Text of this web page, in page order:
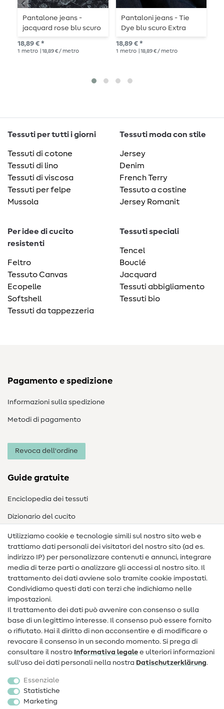
Pantalone jeans -
jacquard rose blu scuro
18,89 € *
1 metro | 18,89 € / metro
Pantaloni jeans - Tie
Dye blu scuro Extra
large
18,89 € *
1 metro | 18,89 € / metro
Tessuti per tutti i giorni
Tessuti di cotone
Tessuti di lino
Tessuti di viscosa
Tessuti per felpe
Mussola
Tessuti moda con stile
Jersey
Denim
French Terry
Tessuto a costine
Jersey Romanit
Per idee di cucito
resistenti
Feltro
Tessuto Canvas
Ecopelle
Softshell
Tessuti da tappezzeria
Tessuti speciali
Tencel
Bouclé
Jacquard
Tessuti abbigliamento
Tessuti bio
Pagamento e spedizione
Informazioni sulla spedizione
Metodi di pagamento
Revoca dell'ordine
Guide gratuite
Enciclopedia dei tessuti
Dizionario del cucito
Nähanleitungen
Assistenza e contatto
Contatto
Informazioni sul nuovo proprietario
FAQ
Diritto di recesso
Popolare
Accessori cucito
Sale
Utilizziamo cookie e tecnologie simili sul nostro sito web e
trattiamo dati personali dei visitatori del nostro sito (ad es.
indirizzo IP) per personalizzare contenuti e annunci, integrare
media di terze parti o analizzare gli accessi al nostro sito. Il
trattamento dei dati avviene solo tramite cookie impostati.
Condividiamo questi dati con terzi che indichiamo nelle
impostazioni.
Il trattamento dei dati può avvenire con consenso o sulla
base di un legittimo interesse. Il consenso può essere fornito
o rifiutato. Hai il diritto di non acconsentire e di modificare o
revocare il consenso in un secondo momento. Si prega di
consultare il nostro Informativa legale e ulteriori informazioni
sull'uso dei dati personali nella nostra Dati­schutz­erklärung.
Essenziale
Statistiche
Marketing